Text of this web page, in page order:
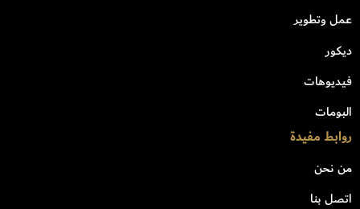
عمل وتطوير
ديكور
فيديوهات
البومات
روابط مفيدة
من نحن
اتصل بنا